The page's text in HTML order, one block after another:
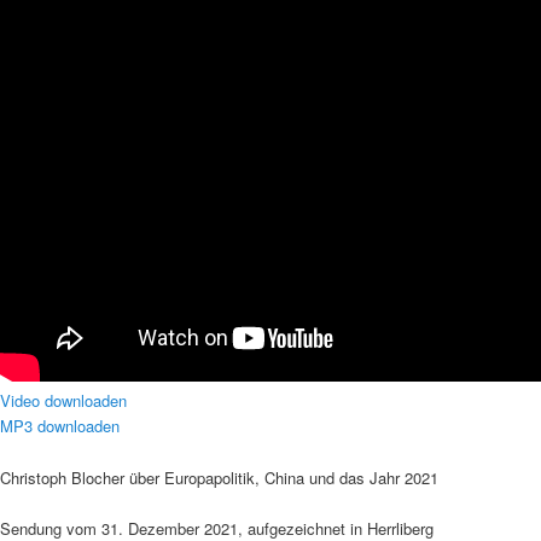
Video downloaden
MP3 downloaden
Christoph Blocher über Europapolitik, China und das Jahr 2021
Sendung vom 31. Dezember 2021, aufgezeichnet in Herrliberg